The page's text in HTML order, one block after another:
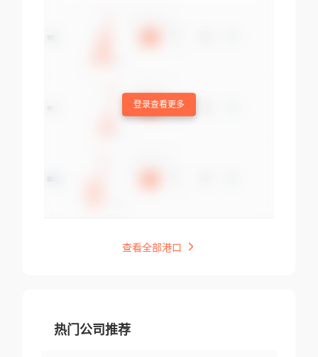
登录查看更多
查看全部港口
热门公司推荐